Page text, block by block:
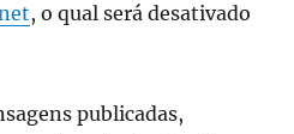
, o qual será desativado
publicadas,